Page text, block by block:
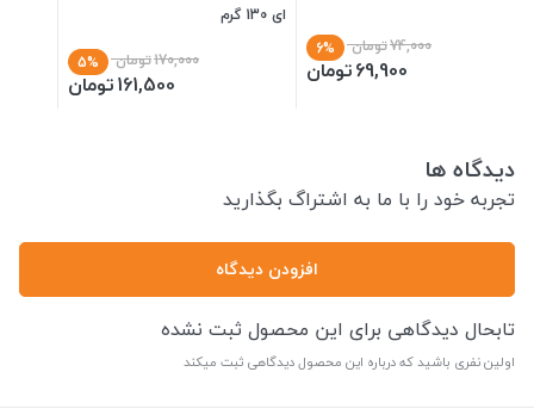
74,000تومان 6%
69,900تومان
ای 130 گرم
170,000تومان 5%
161,500تومان
دیدگاه ها
تجربه خود را با ما به اشتراگ بگذارید
افزودن دیدگاه
تابحال دیدگاهی برای این محصول ثبت نشده
اولین نفری باشید که درباره این محصول دیدگاهی ثبت میکند